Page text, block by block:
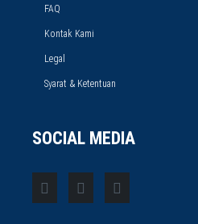
FAQ
Kontak Kami
Legal
Syarat & Ketentuan
SOCIAL MEDIA